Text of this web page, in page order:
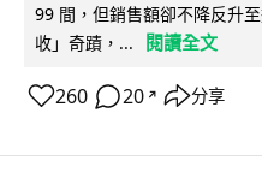
99 間，但銷售額卻不降反升
收」奇蹟，...
閱讀全文
260 20 ↗ 分享